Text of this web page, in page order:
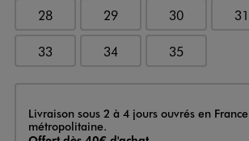
28 29 30 31
33 34 35
Livraison
Livraison sous 2 à 4 jours ouvrés en France
métropolitaine.